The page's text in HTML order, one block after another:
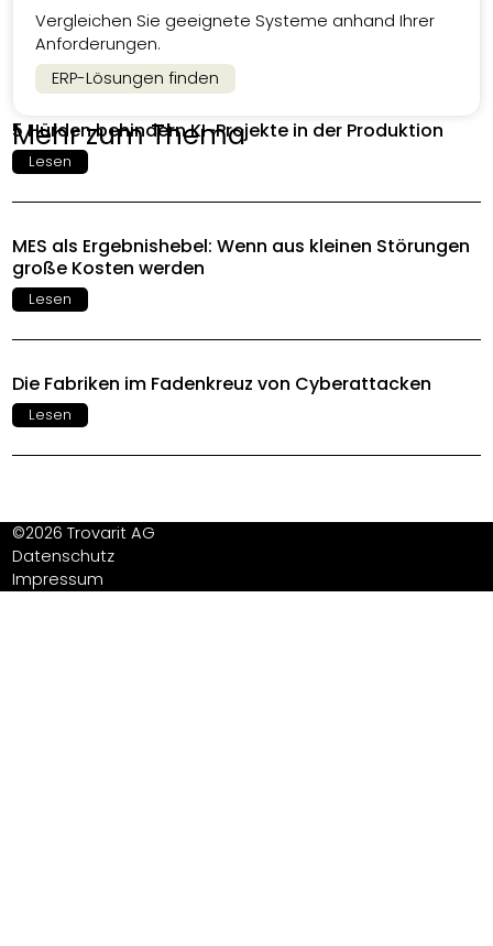
Vergleichen Sie geeignete Systeme anhand Ihrer
Anforderungen.
ERP-Lösungen finden
Mehr zum Thema
5 Hürden behindern KI-Projekte in der Produktion
Lesen
MES als Ergebnishebel: Wenn aus kleinen Störungen
große Kosten werden
Lesen
Die Fabriken im Fadenkreuz von Cyberattacken
Lesen
©2026 Trovarit AG
Datenschutz
Impressum